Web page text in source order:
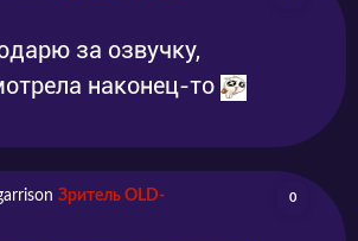
за озвучку,
наконец-то
Зритель OLD-
0